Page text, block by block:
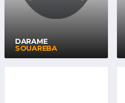
DARAME
SOUAREBA